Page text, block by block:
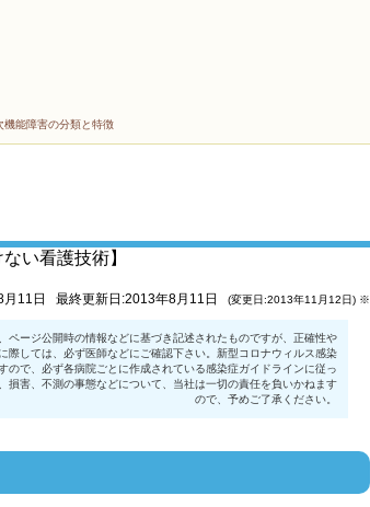
機能障害の分類と特徴
い看護技術】
11日 最終更新日:2013年8月11日 (変更日:2013年11月12日) ※